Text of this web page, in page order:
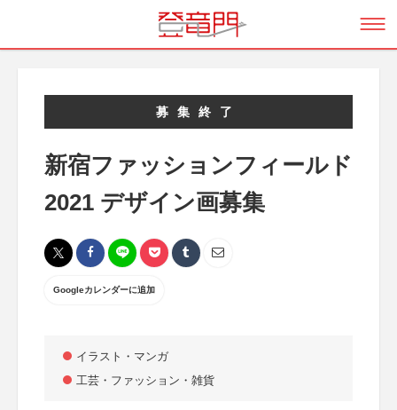
募集終了
新宿ファッションフィールド
2021 デザイン画募集
Googleカレンダーに追加
イラスト・マンガ
工芸・ファッション・雑貨